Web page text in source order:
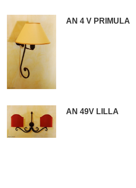
AN 4 V PRIMULA
AN 49V LILLA